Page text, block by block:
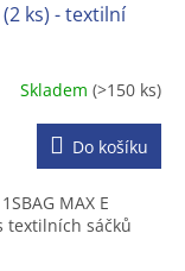
(2 ks) - textilní
Skladem (>150 ks)
Do košíku
MAX E
textilních sáčků